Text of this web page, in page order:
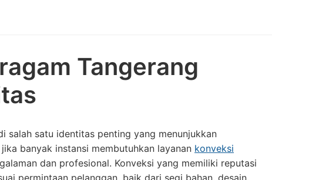
Tangerang
salah satu identitas penting yang menunjukkan
banyak instansi membutuhkan layanan konveksi
dan profesional. Konveksi yang memiliki reputasi
permintaan pelanggan, baik dari segi bahan, desain,